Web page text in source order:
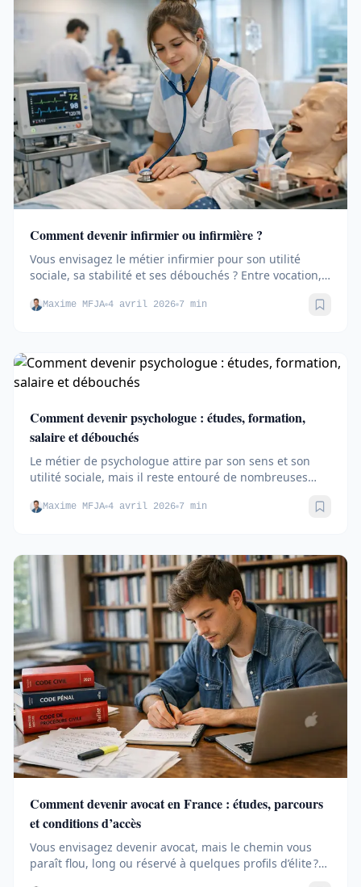
Comment devenir infirmier ou infirmière ?
Vous envisagez le métier infirmier pour son utilité
sociale, sa stabilité et ses débouchés ? Entre vocation,
Maxime MFJA 4 avril 2026 7 min
Comment devenir psychologue : études, formation,
salaire et débouchés
Le métier de psychologue attire par son sens et son
utilité sociale, mais il reste entouré de nombreuses
Maxime MFJA 4 avril 2026 7 min
Comment devenir avocat en France : études, parcours
et conditions d’accès
Vous envisagez devenir avocat, mais le chemin vous
paraît flou, long ou réservé à quelques profils d’élite ?